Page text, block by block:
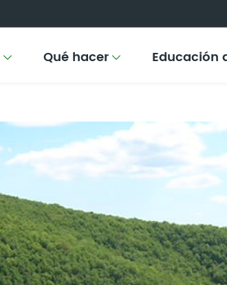
Qué hacer Educación